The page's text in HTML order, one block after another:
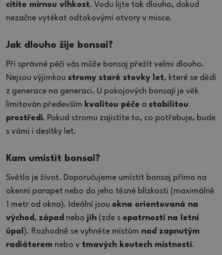
cítíte mírnou vlhkost. Vodu lijte tak dlouho, dokud
nezačne vytékat odtokovými otvory v misce.
Jak dlouho žije bonsai?
Při správné péči vás může bonsaj přežít velmi dlouho.
Nejsou výjimkou stromy staré stovky let, které se dědí
z generace na generaci. U pokojových bonsají je věk
limitován především kvalitou péče a stabilitou
prostředí. Pokud stromu zajistíte to, co potřebuje, bude
s vámi i desítky let.
Kam umístit bonsai?
Světlo je život. Doporučujeme umístit bonsaj přímo na
okenní parapet nebo do jeho těsné blízkosti (maximálně
1 metr od okna). Ideální jsou okna orientovaná na
východ , západ nebo jih (zde s opatrností na letní
úpal ). Rozhodně se vyhněte místům nad zapnutým
radiátorem nebo v tmavých koutech místnosti.